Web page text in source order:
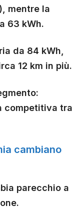
mentre la
63 kWh.
da 84 kWh,
12 km in più.
competitiva tra
cambiano
parecchio a
.